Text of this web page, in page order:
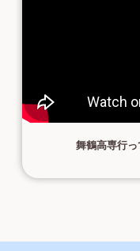
舞鶴高専行っ